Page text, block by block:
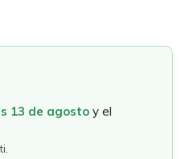
13 de agostoy el